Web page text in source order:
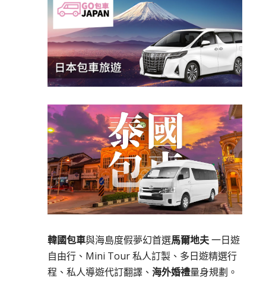
韓國包車與海島度假夢幻首選馬爾地夫一日遊
自由行、Mini Tour 私人訂製、多日遊精選行
程、私人導遊代訂翻譯、 海外婚禮量身規劃。